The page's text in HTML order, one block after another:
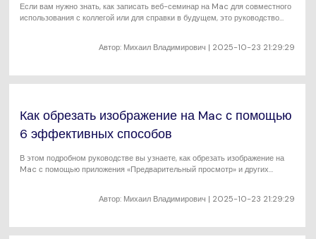
Если вам нужно знать, как записать веб-семинар на Mac для совместного
использования с коллегой или для справки в будущем, это руководство
Автор: Михаил Владимирович | 2025-10-23 21:29:29
Как обрезать изображение на Mac с помощью
6 эффективных способов
В этом подробном руководстве вы узнаете, как обрезать изображение на
Mac с помощью приложения «Предварительный просмотр» и других
Автор: Михаил Владимирович | 2025-10-23 21:29:29